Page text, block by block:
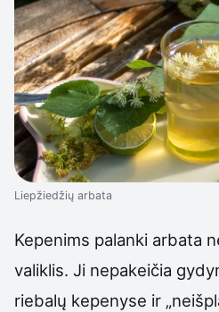
Liepžiedžių arbata
Kepenims palanki arbata
valiklis. Ji nepakeičia
riebalų kepenyse ir